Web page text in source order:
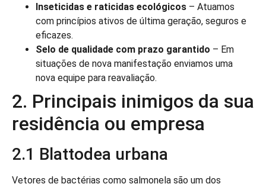
Inseticidas e raticidas ecológicos – Atuamos
com princípios ativos de última geração, seguros e
eficazes.
Selo de qualidade com prazo garantido – Em
situações de nova manifestação enviamos uma
nova equipe para reavaliação.
2. Principais inimigos da sua
residência ou empresa
2.1 Blattodea urbana
Vetores de bactérias como salmonela são um dos